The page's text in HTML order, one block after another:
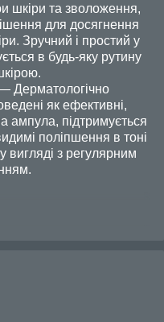
шкіри та зволоження,
для досягнення
Зручний і простий у
в будь-яку рутину
Дерматологічно
як ефективні,
ампула, підтримується
поліпшення в тоні
вигляді з регулярним